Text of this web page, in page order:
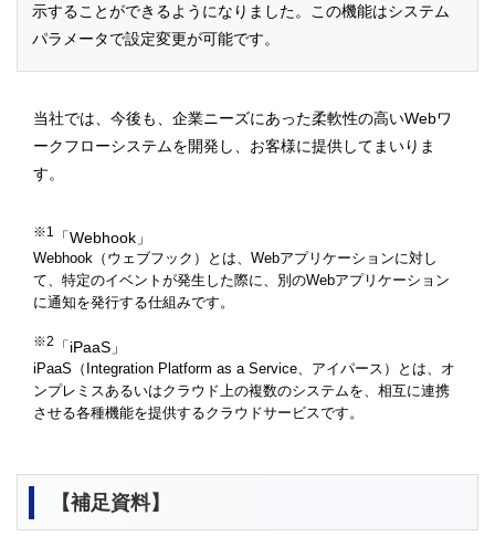
示することができるようになりました。この機能はシステム
パラメータで設定変更が可能です。
当社では、今後も、企業ニーズにあった柔軟性の高いWebワ
ークフローシステムを開発し、お客様に提供してまいりま
す。
※1 「Webhook」
Webhook（ウェブフック）とは、Webアプリケーションに対し
て、特定のイベントが発生した際に、別のWebアプリケーション
に通知を発行する仕組みです。
※2 「iPaaS」
iPaaS（Integration Platform as a Service、アイパース）とは、オ
ンプレミスあるいはクラウド上の複数のシステムを、相互に連携
させる各種機能を提供するクラウドサービスです。
【補足資料】